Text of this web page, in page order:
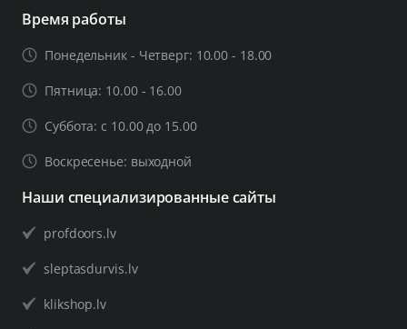
Время работы
Понедельник - Четверг: 10.00 - 18.00
Пятница: 10.00 - 16.00
Суббота: с 10.00 до 15.00
Воскресенье: выходной
Наши специализированные сайты
profdoors.lv
sleptasdurvis.lv
klikshop.lv